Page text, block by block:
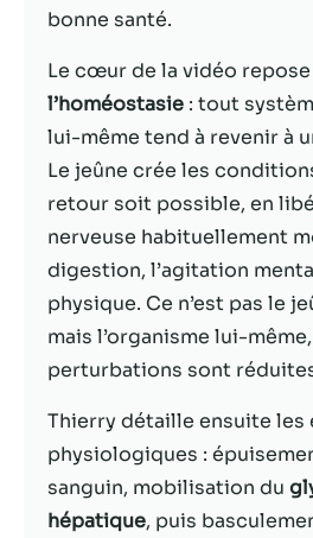
bonne santé.
Le cœur de la vidéo repose
l’homéostasie : tout
lui-même tend à revenir à
Le jeûne crée les
retour soit possible, en
nerveuse habituellement
digestion, l’agitation
physique. Ce n’est pas le
mais l’organisme lui-
perturbations sont
Thierry détaille ensuite les
physiologiques :
sanguin, mobilisation du
hépatique, puis